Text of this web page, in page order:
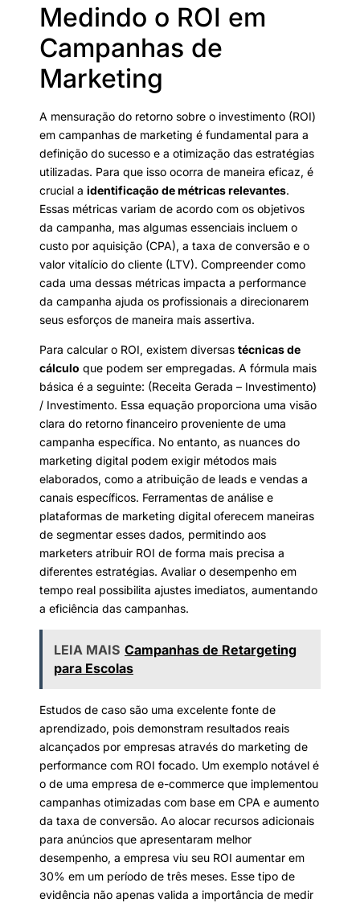
Medindo o ROI em
Campanhas de
Marketing
A mensuração do retorno sobre o investimento (ROI)
em campanhas de marketing é fundamental para a
definição do sucesso e a otimização das estratégias
utilizadas. Para que isso ocorra de maneira eficaz, é
crucial a identificação de métricas relevantes.
Essas métricas variam de acordo com os objetivos
da campanha, mas algumas essenciais incluem o
custo por aquisição (CPA), a taxa de conversão e o
valor vitalício do cliente (LTV). Compreender como
cada uma dessas métricas impacta a performance
da campanha ajuda os profissionais a direcionarem
seus esforços de maneira mais assertiva.
Para calcular o ROI, existem diversas técnicas de
cálculo que podem ser empregadas. A fórmula mais
básica é a seguinte: (Receita Gerada – Investimento)
/ Investimento. Essa equação proporciona uma visão
clara do retorno financeiro proveniente de uma
campanha específica. No entanto, as nuances do
marketing digital podem exigir métodos mais
elaborados, como a atribuição de leads e vendas a
canais específicos. Ferramentas de análise e
plataformas de marketing digital oferecem maneiras
de segmentar esses dados, permitindo aos
marketers atribuir ROI de forma mais precisa a
diferentes estratégias. Avaliar o desempenho em
tempo real possibilita ajustes imediatos, aumentando
a eficiência das campanhas.
LEIA MAIS Campanhas de Retargeting
para Escolas
Estudos de caso são uma excelente fonte de
aprendizado, pois demonstram resultados reais
alcançados por empresas através do marketing de
performance com ROI focado. Um exemplo notável é
o de uma empresa de e-commerce que implementou
campanhas otimizadas com base em CPA e aumento
da taxa de conversão. Ao alocar recursos adicionais
para anúncios que apresentaram melhor
desempenho, a empresa viu seu ROI aumentar em
30% em um período de três meses. Esse tipo de
evidência não apenas valida a importância de medir